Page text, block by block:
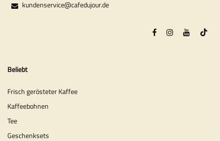
kundenservice@cafedujour.de
Beliebt
Frisch gerösteter Kaffee
Kaffeebohnen
Tee
Geschenksets